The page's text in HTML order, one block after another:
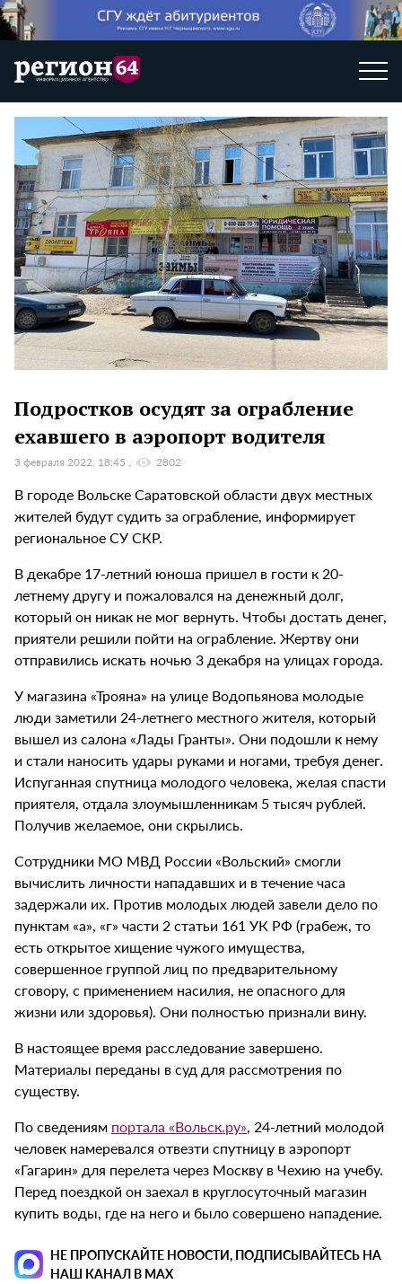
Подростков осудят за ограбление
ехавшего в аэропорт водителя
3 февраля 2022, 18:45 2802
В городе Вольске Саратовской области двух местных
жителей будут судить за ограбление, информирует
региональное СУ СКР.
В декабре 17-летний юноша пришел в гости к 20-
летнему другу и пожаловался на денежный долг,
который он никак не мог вернуть. Чтобы достать денег,
приятели решили пойти на ограбление. Жертву они
отправились искать ночью 3 декабря на улицах города.
У магазина «Трояна» на улице Водопьянова молодые
люди заметили 24-летнего местного жителя, который
вышел из салона «Лады Гранты». Они подошли к нему
и стали наносить удары руками и ногами, требуя денег.
Испуганная спутница молодого человека, желая спасти
приятеля, отдала злоумышленникам 5 тысяч рублей.
Получив желаемое, они скрылись.
Сотрудники МО МВД России «Вольский» смогли
вычислить личности нападавших и в течение часа
задержали их. Против молодых людей завели дело по
пунктам «а», «г» части 2 статьи 161 УК РФ (грабеж, то
есть открытое хищение чужого имущества,
совершенное группой лиц по предварительному
сговору, с применением насилия, не опасного для
жизни или здоровья). Они полностью признали вину.
В настоящее время расследование завершено.
Материалы переданы в суд для рассмотрения по
существу.
По сведениям портала «Вольск.ру», 24-летний молодой
человек намеревался отвезти спутницу в аэропорт
«Гагарин» для перелета через Москву в Чехию на учебу.
Перед поездкой он заехал в круглосуточный магазин
купить воды, где на него и было совершено нападение.
НЕ ПРОПУСКАЙТЕ НОВОСТИ, ПОДПИСЫВАЙТЕСЬ НА
НАШ КАНАЛ В MAX